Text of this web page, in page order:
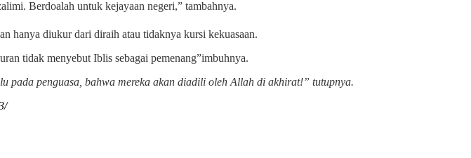
Berdoalah untuk kejayaan negeri,” tambahnya.
hanya diukur dari diraih atau tidaknya kursi kekuasaan.
tidak menyebut Iblis sebagai pemenang”imbuhnya.
pada penguasa, bahwa mereka akan diadili oleh Allah di akhirat!” tutupnya.